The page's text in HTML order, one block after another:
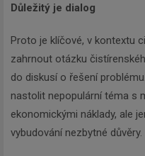
Důležitý je dialog
Proto je klíčové, v kontextu
zahrnout otázku
do diskusí o řešení
nastolit nepopulární téma s
ekonomickými náklady, ale
vybudování nezbytné důvěry.